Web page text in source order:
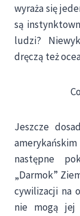
wyraża się
są
ludzi?
dręczą też
Jeszcze
następne
„Darmok”
cywilizacji na
nie mogą jej